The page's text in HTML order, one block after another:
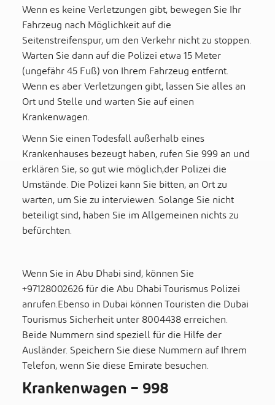
Wenn es keine Verletzungen gibt, bewegen Sie Ihr
Fahrzeug nach Möglichkeit auf die
Seitenstreifenspur, um den Verkehr nicht zu stoppen.
Warten Sie dann auf die Polizei etwa 15 Meter
(ungefähr 45 Fuß) von Ihrem Fahrzeug entfernt.
Wenn es aber Verletzungen gibt, lassen Sie alles an
Ort und Stelle und warten Sie auf einen
Krankenwagen.
Wenn Sie einen Todesfall außerhalb eines
Krankenhauses bezeugt haben, rufen Sie 999 an und
erklären Sie, so gut wie möglich,der Polizei die
Umstände. Die Polizei kann Sie bitten, an Ort zu
warten, um Sie zu interviewen. Solange Sie nicht
beteiligt sind, haben Sie im Allgemeinen nichts zu
befürchten.
Wenn Sie in Abu Dhabi sind, können Sie
+97128002626 für die Abu Dhabi Tourismus Polizei
anrufen.Ebenso in Dubai können Touristen die Dubai
Tourismus Sicherheit unter 8004438 erreichen.
Beide Nummern sind speziell für die Hilfe der
Ausländer. Speichern Sie diese Nummern auf Ihrem
Telefon, wenn Sie diese Emirate besuchen.
Krankenwagen – 998